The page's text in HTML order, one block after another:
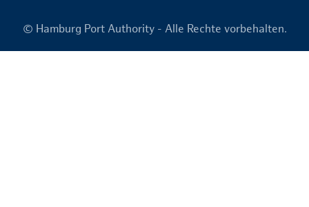
© Hamburg Port Authority - Alle Rechte vorbehalten.